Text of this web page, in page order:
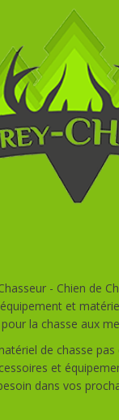
- Chien de
et
la chasse aux
de chasse
et
dans vos